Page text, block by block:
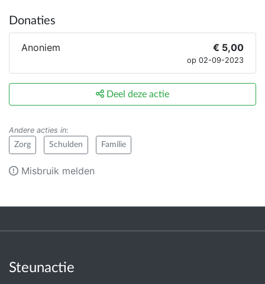
Donaties
Anoniem € 5,00
op 02-09-2023
Deel deze actie
Andere acties in:
Zorg Schulden Familie
Misbruik melden
Steunactie